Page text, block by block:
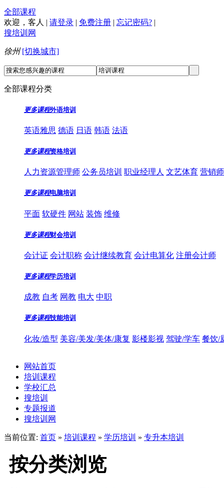
全部课程
欢迎， 客人 | 请登录 | 免费注册 | 忘记密码? |
搜培训网
徐州 [切换城市]
全部课程分类
更多课程外语培训
英语雅思 德语 日语 韩语 法语
更多课程资格培训
人力资源管理师 公务员培训 职业经理人 文艺体育 营销
更多课程电脑培训
平面 软硬件 网站 装饰 维修
更多课程财会培训
会计证 会计职称 会计继续教育 会计电算化 注册会计师
更多课程学历培训
成教 自考 网教 电大 中职
更多课程技能培训
化妆/造型 美容/美发/美体/康复 影楼影视 驾驶/学车 餐饮/
网站首页
培训课程
学校汇总
搜培训
专题报道
搜培训网
当前位置: 首页 » 培训课程 » 学历培训 » 专升本培训
按分类浏览